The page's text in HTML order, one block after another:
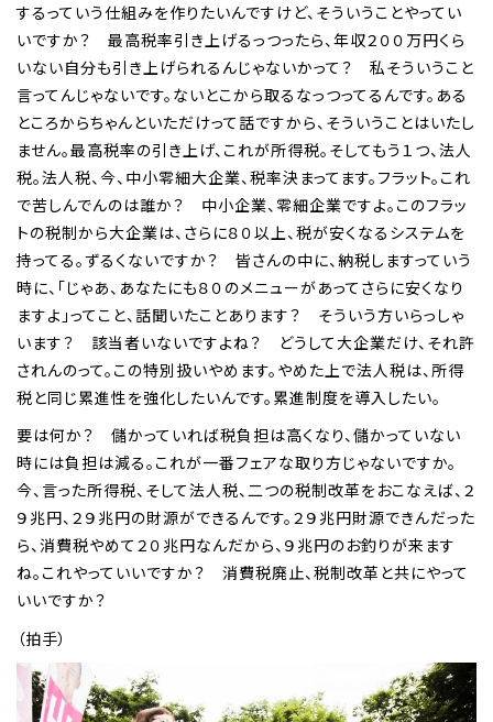
するっていう仕組みを作りたいんですけど、そういうことやってい
いですか？ 最高税率引き上げるっつったら、年収２００万円くら
いない自分も引き上げられるんじゃないかって？ 私そういうこと
言ってんじゃないです。ないとこから取るなっつってるんです。ある
ところからちゃんといただけって話ですから、そういうことはいたし
ません。最高税率の引き上げ、これが所得税。そしてもう１つ、法人
税。法人税、今、中小零細大企業、税率決まってます。フラット。これ
で苦しんでんのは誰か？ 中小企業、零細企業ですよ。このフラッ
トの税制から大企業は、さらに８０以上、税が安くなるシステムを
持ってる。ずるくないですか？ 皆さんの中に、納税しますっていう
時に、「じゃあ、あなたにも８０のメニューがあってさらに安くなり
ますよ」ってこと、話聞いたことあります？ そういう方いらっしゃ
います？ 該当者いないですよね？ どうして大企業だけ、それ許
されんのって。この特別扱いやめます。やめた上で法人税は、所得
税と同じ累進性を強化したいんです。累進制度を導入したい。
要は何か？ 儲かっていれば税負担は高くなり、儲かっていない
時には負担は減る。これが一番フェアな取り方じゃないですか。
今、言った所得税、そして法人税、二つの税制改革をおこなえば、２
９兆円、２９兆円の財源ができるんです。２９兆円財源できんだった
ら、消費税やめて２０兆円なんだから、９兆円のお釣りが来ます
ね。これやっていいですか？ 消費税廃止、税制改革と共にやって
いいですか？
（拍手）